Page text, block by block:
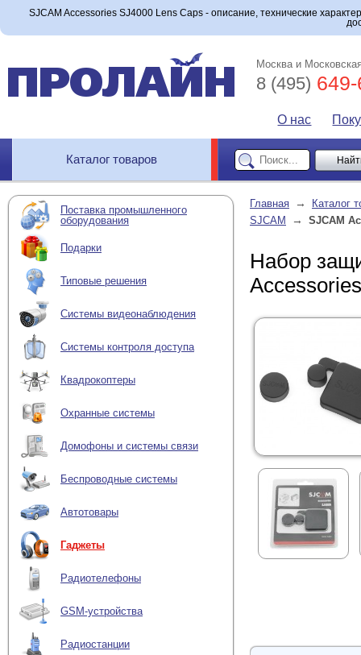
SJCAM Accessories SJ4000 Lens Caps - описание, технические
Москва и
8 (495)
О нас
Каталог товаров
Поставка промышленного
оборудования
Подарки
Типовые решения
Системы видеонаблюдения
Системы контроля доступа
Квадрокоптеры
Охранные системы
Домофоны и системы связи
Беспроводные системы
Автотовары
Гаджеты
Радиотелефоны
GSM-устройства
Радиостанции
Главная →
Каталог
SJCAM
→ SJCAM
Набор